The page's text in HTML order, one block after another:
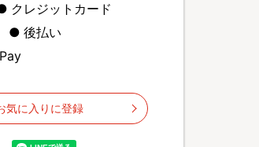
クレジットカード
後払い
気に入りに登録